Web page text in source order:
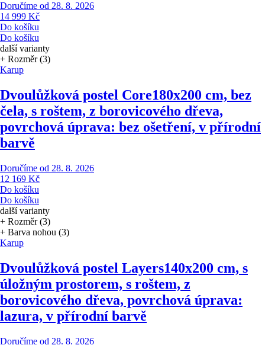
Doručíme od 28. 8. 2026
14 999 Kč
Do košíku
Do košíku
další varianty
+ Rozměr (3)
Karup
Dvoulůžková postel Core180x200 cm, bez
čela, s roštem, z borovicového dřeva,
povrchová úprava: bez ošetření, v přírodní
barvě
Doručíme od 28. 8. 2026
12 169 Kč
Do košíku
Do košíku
další varianty
+ Rozměr (3)
+ Barva nohou (3)
Karup
Dvoulůžková postel Layers140x200 cm, s
úložným prostorem, s roštem, z
borovicového dřeva, povrchová úprava:
lazura, v přírodní barvě
Doručíme od 28. 8. 2026